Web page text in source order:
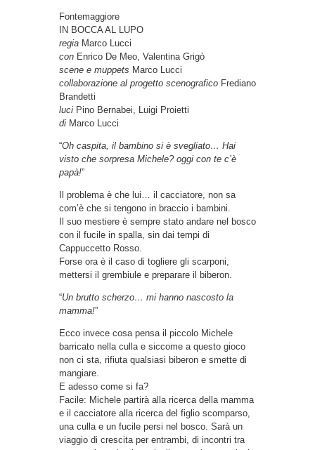
Fontemaggiore
IN BOCCA AL LUPO
regia Marco Lucci
con Enrico De Meo, Valentina Grigò
scene e muppets Marco Lucci
collaborazione al progetto scenografico Frediano
Brandetti
luci Pino Bernabei, Luigi Proietti
di Marco Lucci
“Oh caspita, il bambino si è svegliato… Hai
visto che sorpresa Michele? oggi con te c’è
papà!”
Il problema è che lui… il cacciatore, non sa
com’è che si tengono in braccio i bambini.
Il suo mestiere è sempre stato andare nel bosco
con il fucile in spalla, sin dai tempi di
Cappuccetto Rosso.
Forse ora è il caso di togliere gli scarponi,
mettersi il grembiule e preparare il biberon.
“Un brutto scherzo… mi hanno nascosto la
mamma!”
Ecco invece cosa pensa il piccolo Michele
barricato nella culla e siccome a questo gioco
non ci sta, rifiuta qualsiasi biberon e smette di
mangiare.
E adesso come si fa?
Facile: Michele partirà alla ricerca della mamma
e il cacciatore alla ricerca del figlio scomparso,
una culla e un fucile persi nel bosco. Sarà un
viaggio di crescita per entrambi, di incontri tra